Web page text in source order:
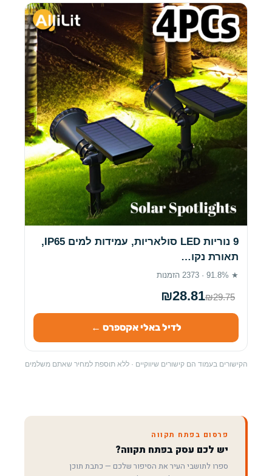
9 נוריות LED סולאריות, עמידות למים IP65,
תאורת נקו…
★ 91.8% · 2373 הזמנות
₪28.81₪29.75
לדיל באלי אקספרס ←
הקישורים בעמוד הם קישורים שיווקיים · ללא תוספת למחיר שאתם משלמים
פרסום בפתח תקווה
יש לכם עסק בפתח תקווה?
ספרו לתושבי העיר את הסיפור שלכם — כתבת תוכן